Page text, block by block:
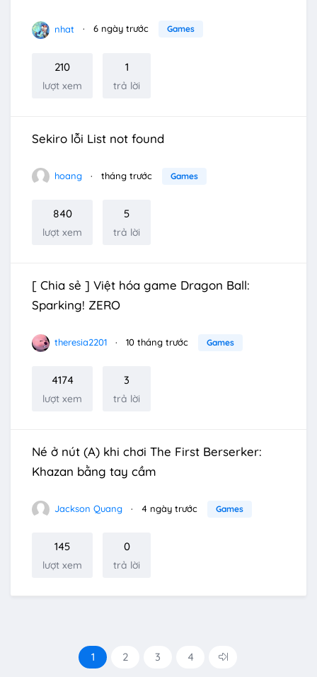
nhat 6 ngày trước Games
210
lượt xem
1
trả lời
Sekiro lỗi List not found
hoang tháng trước Games
840
lượt xem
5
trả lời
[ Chia sẻ ] Việt hóa game Dragon Ball:
Sparking! ZERO
theresia2201 10 tháng trước Games
4174
lượt xem
3
trả lời
Né ở nút (A) khi chơi The First Berserker:
Khazan bằng tay cầm
Jackson Quang 4 ngày trước Games
145
lượt xem
0
trả lời
1 2 3 4